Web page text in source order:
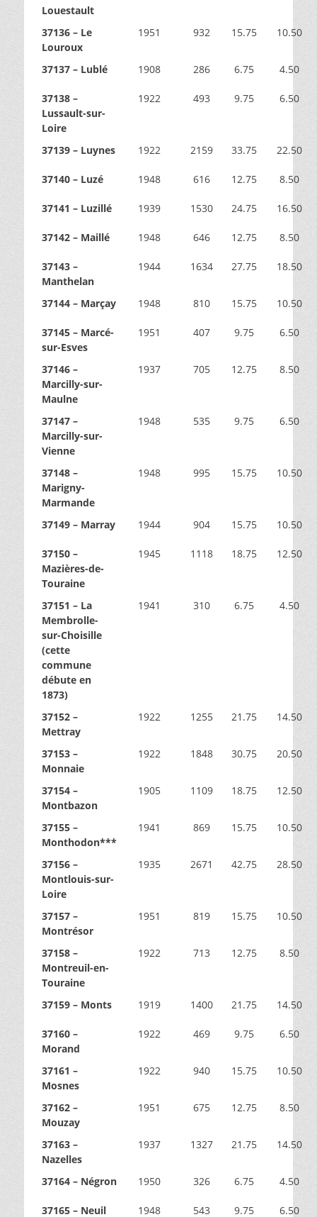
Louestault
37136 – Le
Louroux
1951 932 15.75 10.50
37137 – Lublé 1908 286 6.75 4.50
37138 –
Lussault-sur-
Loire
1922 493 9.75 6.50
37139 – Luynes 1922 2159 33.75 22.50
37140 – Luzé 1948 616 12.75 8.50
37141 – Luzillé 1939 1530 24.75 16.50
37142 – Maillé 1948 646 12.75 8.50
37143 –
Manthelan
1944 1634 27.75 18.50
37144 – Marçay 1948 810 15.75 10.50
37145 – Marcé-
sur-Esves
1951 407 9.75 6.50
37146 –
Marcilly-sur-
Maulne
1937 705 12.75 8.50
37147 –
Marcilly-sur-
Vienne
1948 535 9.75 6.50
37148 –
Marigny-
Marmande
1948 995 15.75 10.50
37149 – Marray 1944 904 15.75 10.50
37150 –
Mazières-de-
Touraine
1945 1118 18.75 12.50
37151 – La
Membrolle-
sur-Choisille
(cette
commune
débute en
1873)
1941 310 6.75 4.50
37152 –
Mettray
1922 1255 21.75 14.50
37153 –
Monnaie
1922 1848 30.75 20.50
37154 –
Montbazon
1905 1109 18.75 12.50
37155 –
Monthodon***
1941 869 15.75 10.50
37156 –
Montlouis-sur-
Loire
1935 2671 42.75 28.50
37157 –
Montrésor
1951 819 15.75 10.50
37158 –
Montreuil-en-
Touraine
1922 713 12.75 8.50
37159 – Monts 1919 1400 21.75 14.50
37160 –
Morand
1922 469 9.75 6.50
37161 –
Mosnes
1922 940 15.75 10.50
37162 –
Mouzay
1951 675 12.75 8.50
37163 –
Nazelles
1937 1327 21.75 14.50
37164 – Négron 1950 326 6.75 4.50
37165 – Neuil 1948 543 9.75 6.50